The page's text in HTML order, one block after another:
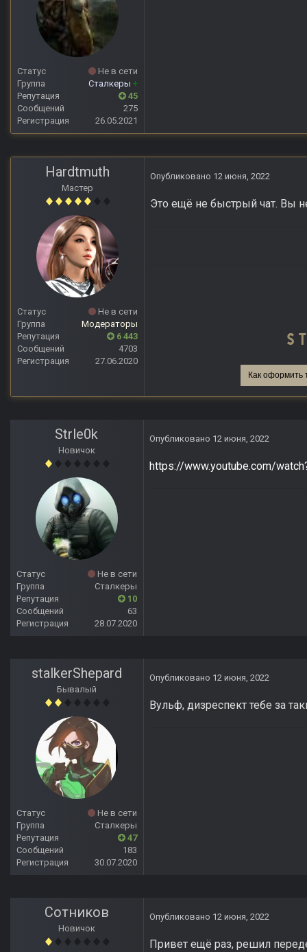
Статус
Не в сети
Группа
Сталкеры +
Репутация
45
Сообщений
275
Регистрация
26.05.2021
Hardtmuth
Мастер
Статус
Не в сети
Группа
Модераторы
Репутация
6 443
Сообщений
4703
Регистрация
27.06.2020
Опубликовано 12 июня, 2022
Это ещё не быстрый чат. Вы
Как оформить
Strle0k
Новичок
Статус
Не в сети
Группа
Сталкеры
Репутация
10
Сообщений
63
Регистрация
28.07.2020
Опубликовано 12 июня, 2022
https://www.youtube.com/
stalkerShepard
Бывалый
Статус
Не в сети
Группа
Сталкеры
Репутация
47
Сообщений
183
Регистрация
30.07.2020
Опубликовано 12 июня, 2022
Вульф, дизреспект тебе за
Сотников
Новичок
Опубликовано 12 июня, 2022
Привет ещё раз, решил